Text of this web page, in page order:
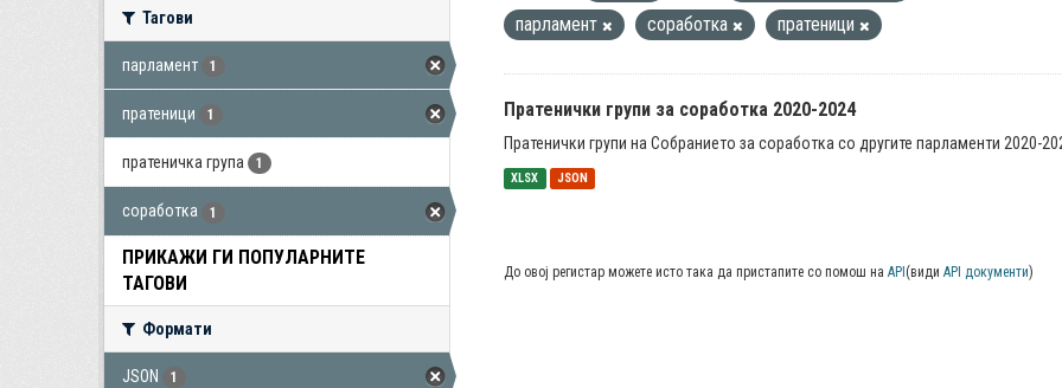
Тагови
парламент 1
пратеници 1
пратеничка група 1
соработка 1
ПРИКАЖИ ГИ ПОПУЛАРНИТЕ
ТАГОВИ
Формати
JSON 1
парламент
соработка пратеници
Пратенички групи за соработка 2020-2024
Пратенички групи на Собранието за соработка со другите парламенти 2020-
XLSX JSON
До овој регистар можете исто така да пристапите со помош на API (види API документи)